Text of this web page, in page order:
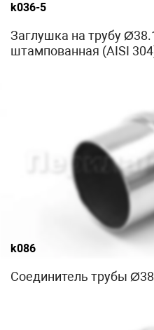
k036-5
Заглушка на трубу
штампованная (AISI
k086
Соединитель трубы